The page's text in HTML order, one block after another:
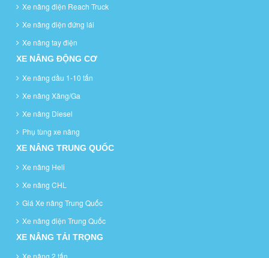
Xe nâng điện Reach Truck
Xe nâng điện đứng lái
Xe nâng tay điện
XE NÂNG ĐỘNG CƠ
Xe nâng dầu 1-10 tấn
Xe nâng Xăng/Ga
Xe nâng Diesel
Phụ tùng xe nâng
XE NÂNG TRUNG QUỐC
Xe nâng Heli
Xe nâng CHL
Giá Xe nâng Trung Quốc
Xe nâng điện Trung Quốc
XE NÂNG TẢI TRỌNG
Xe nâng 2 tấn